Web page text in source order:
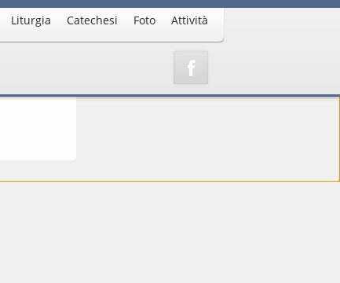
Liturgia Catechesi Foto Attività